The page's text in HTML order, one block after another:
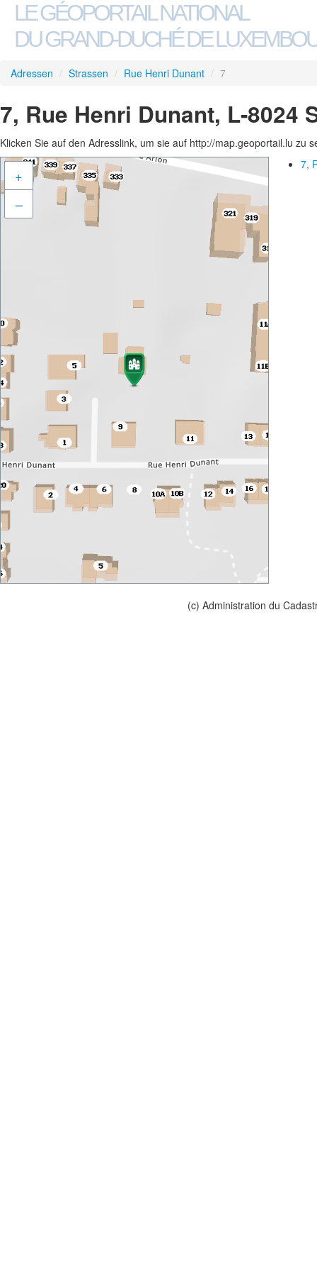
LE GÉOPORTAIL NATIONAL
DU GRAND-DUCHÉ DE
Adressen / Strassen / Rue Henri Dunant / 7
7, Rue Henri Dunant, L-8024
Klicken Sie auf den Adresslink, um sie auf http://map.geoportail.lu zu
+
–
7,
(c) Administration du